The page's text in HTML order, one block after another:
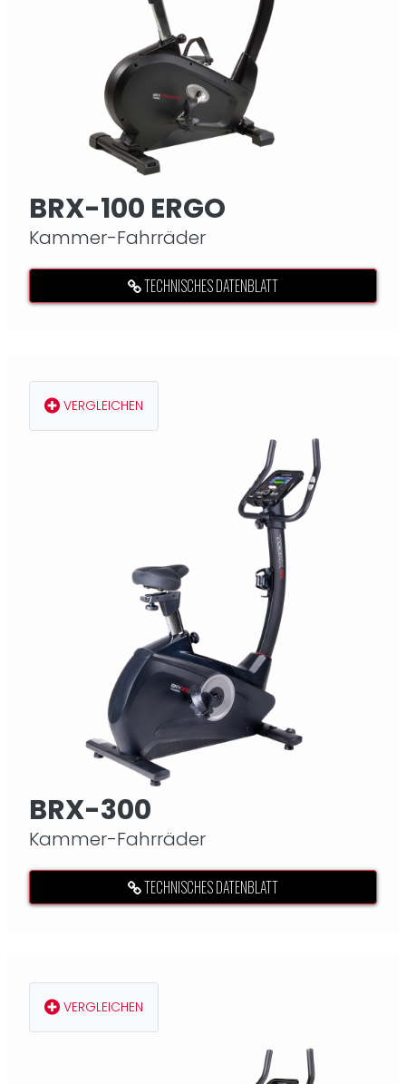
BRX-100 ERGO
Kammer-Fahrräder
TECHNISCHES DATENBLATT
VERGLEICHEN
BRX-300
Kammer-Fahrräder
TECHNISCHES DATENBLATT
VERGLEICHEN